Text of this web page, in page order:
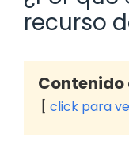
recurso
Contenido
click para